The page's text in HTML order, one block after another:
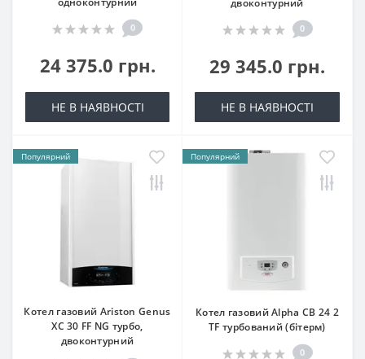
0
24 375.0 грн.
НЕ В НАЯВНОСТІ
двоконтурний
0
29 345.0 грн.
НЕ В НАЯВНОСТІ
Популярний
Котел газовий Ariston Genus
XC 30 FF NG турбо,
двоконтурний
Популярний
Котел газовий Alpha CB 24 2
TF турбований (бітерм)
0